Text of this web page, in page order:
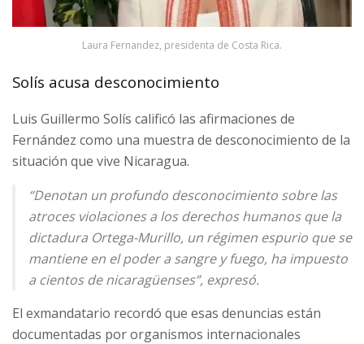
Laura Fernandez, presidenta de Costa Rica.
Solís acusa desconocimiento
Luis Guillermo Solís calificó las afirmaciones de
Fernández como una muestra de desconocimiento de la
situación que vive Nicaragua.
“Denotan un profundo desconocimiento sobre las
atroces violaciones a los derechos humanos que la
dictadura Ortega-Murillo, un régimen espurio que se
mantiene en el poder a sangre y fuego, ha impuesto
a cientos de nicaragüenses”, expresó.
El exmandatario recordó que esas denuncias están
documentadas por organismos internacionales